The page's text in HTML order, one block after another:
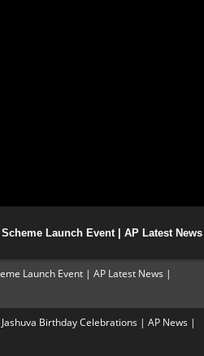
Launch Event | AP Latest News |
Launch Event | AP Latest News |
Birthday Celebrations | AP News |